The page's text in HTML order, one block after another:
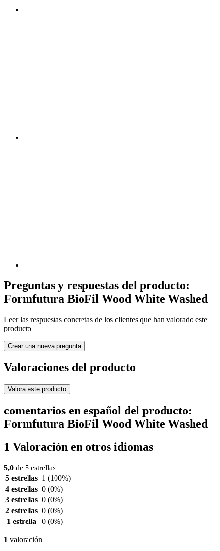
Preguntas y respuestas del producto:
Formfutura BioFil Wood White Washed
Leer las respuestas concretas de los clientes que han valorado este
producto
Crear una nueva pregunta
Valoraciones del producto
Valora este producto
comentarios en español del producto:
Formfutura BioFil Wood White Washed
1 Valoración en otros idiomas
5,0 de 5 estrellas
5 estrellas 1 (100%)
4 estrellas 0 (0%)
3 estrellas 0 (0%)
2 estrellas 0 (0%)
1 estrella
0 (0%)
1 valoración